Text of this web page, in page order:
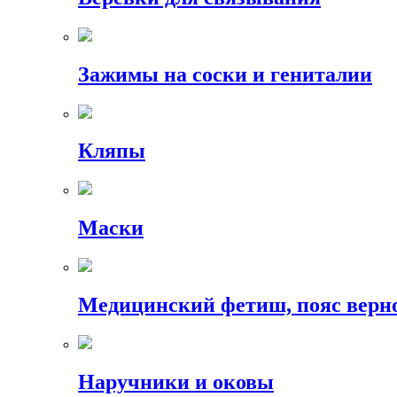
Зажимы на соски и гениталии
Кляпы
Маски
Медицинский фетиш, пояс
Наручники и оковы